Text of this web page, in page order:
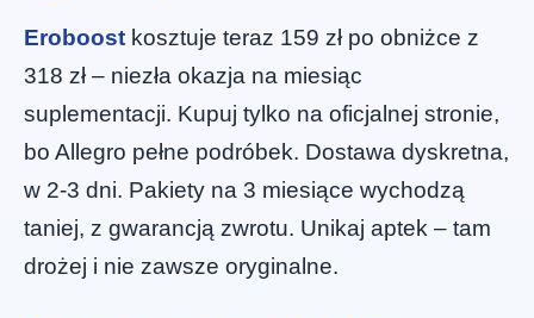
Eroboost kosztuje teraz 159 zł po obniżce z
318 zł – niezła okazja na miesiąc
suplementacji. Kupuj tylko na oficjalnej stronie,
bo Allegro pełne podróbek. Dostawa dyskretna,
w 2-3 dni. Pakiety na 3 miesiące wychodzą
taniej, z gwarancją zwrotu. Unikaj aptek – tam
drożej i nie zawsze oryginalne.